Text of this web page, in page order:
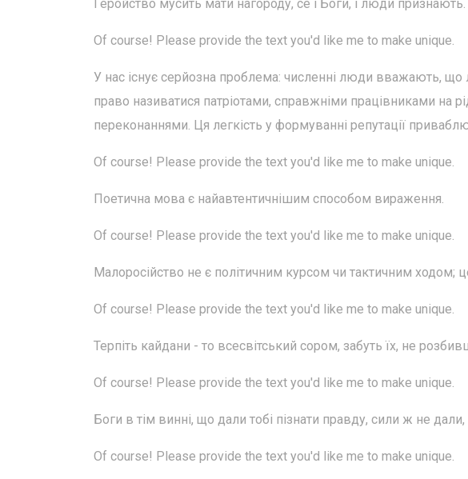
Геройство мусить мати нагороду, се і Боги, і люди признають.
Of course! Please provide the text you'd like me to make unique.
У нас існує серйозна проблема: численні люди вважають,
право називатися патріотами, справжніми працівниками на
переконаннями. Ця легкість у формуванні репутації
Of course! Please provide the text you'd like me to make unique.
Поетична мова є найавтентичнішим способом вираження.
Of course! Please provide the text you'd like me to make unique.
Малоросійство не є політичним курсом чи тактичним ходом;
Of course! Please provide the text you'd like me to make unique.
Терпіть кайдани - то всесвітський сором, забуть їх, не
Of course! Please provide the text you'd like me to make unique.
Боги в тім винні, що дали тобі пізнати правду, сили ж не
Of course! Please provide the text you'd like me to make unique.